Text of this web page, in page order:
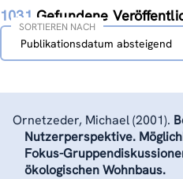
1031 Gefundene
Sortieren
nachPublikationsdatum absteigend
SORTIEREN NACH
Ornetzeder, Michael(2001).
Nutzerperspektive.
Fokus-
ökologischen Wohnbaus.